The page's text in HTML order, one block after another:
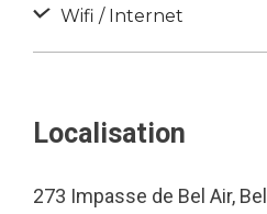
Wifi / Internet
Localisation
273 Impasse de Bel Air,